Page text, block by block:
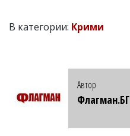
В категории: Крими
Автор
Флагман.БГ